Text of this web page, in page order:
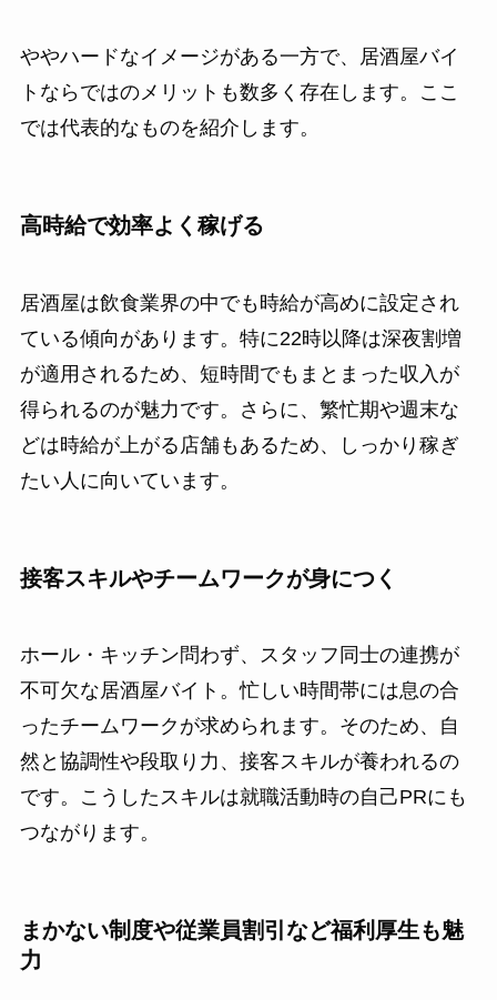
ややハードなイメージがある一方で、居酒屋バイ
トならではのメリットも数多く存在します。ここ
では代表的なものを紹介します。
高時給で効率よく稼げる
居酒屋は飲食業界の中でも時給が高めに設定され
ている傾向があります。特に22時以降は深夜割増
が適用されるため、短時間でもまとまった収入が
得られるのが魅力です。さらに、繁忙期や週末な
どは時給が上がる店舗もあるため、しっかり稼ぎ
たい人に向いています。
接客スキルやチームワークが身につく
ホール・キッチン問わず、スタッフ同士の連携が
不可欠な居酒屋バイト。忙しい時間帯には息の合
ったチームワークが求められます。そのため、自
然と協調性や段取り力、接客スキルが養われるの
です。こうしたスキルは就職活動時の自己PRにも
つながります。
まかない制度や従業員割引など福利厚生も魅
力